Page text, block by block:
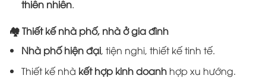
thiên nhiên.
🏘️ Thiết kế nhà phố, nhà ở gia đình
Nhà phố hiện đại, tiện nghi, thiết kế tinh tế.
Thiết kế nhà kết hợp kinh doanhhợp xu hướng.